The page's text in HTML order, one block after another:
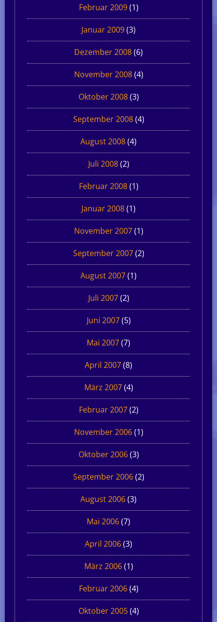
Februar 2009(1)
Januar 2009(3)
Dezember 2008(6)
November 2008(4)
Oktober 2008(3)
September 2008(4)
August 2008(4)
Juli 2008(2)
Februar 2008(1)
Januar 2008(1)
November 2007(1)
September 2007(2)
August 2007(1)
Juli 2007(2)
Juni 2007(5)
Mai 2007(7)
April 2007(8)
März 2007(4)
Februar 2007(2)
November 2006(1)
Oktober 2006(3)
September 2006(2)
August 2006(3)
Mai 2006(7)
April 2006(3)
März 2006(1)
Februar 2006(4)
Oktober 2005(4)